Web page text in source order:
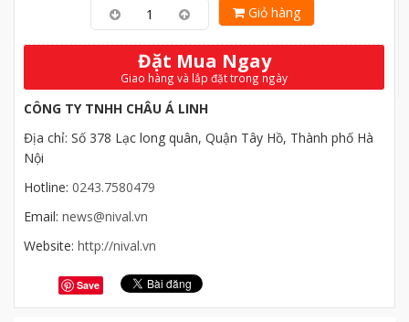
Giỏ hàng
Đặt Mua Ngay
Giao hàng và lắp đặt trong ngày
CÔNG TY TNHH CHÂU Á LINH
Địa chỉ: Số 378 Lạc long quân, Quận Tây Hồ, Thành phố Hà
Nội
Hotline: 0243.7580479
Email: news@nival.vn
Website: http://nival.vn
Save